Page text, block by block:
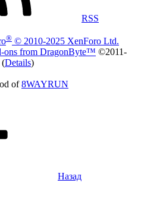
RSS
® © 2010-2025 XenForo Ltd.
ons from DragonByte™ ©2011-
(Details)
of8WAYRUN
Назад